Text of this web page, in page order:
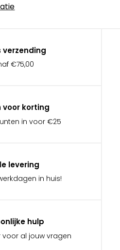
verzending
€75,00
voor korting
in voor €25
levering
in huis!
hulp
voor al jouw vragen